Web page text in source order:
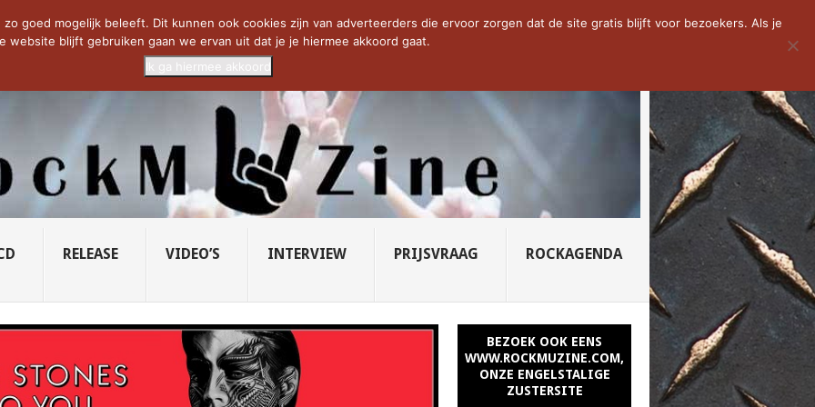
PRIDE OF LIONS – U... SAVATAGE KOMT TERUG IN 0... CD VAN DE WEEK: SLEEPING...
RELEASE VIDEO’S INTERVIEW PRIJSVRAAG ROCKAGENDA
BEZOEK OOK EENS
WWW.ROCKMUZINE.COM,
ONZE ENGELSTALIGE
ZUSTERSITE
goed mogelijk beleeft. Dit kunnen ook cookies zijn van adverteerders die ervoor zorgen dat de site gratis blijft voor bezoekers. Als je
website blijft gebruiken gaan we ervan uit dat je je hiermee akkoord gaat.
Ik ga hiermee akkoord